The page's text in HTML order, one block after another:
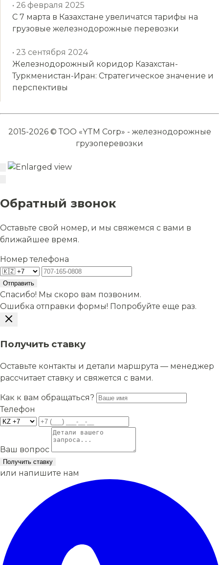
• 26 февраля 2025
С 7 марта в Казахстане увеличатся тарифы на
грузовые железнодорожные перевозки
• 23 сентября 2024
Железнодорожный коридор Казахстан-
Туркменистан-Иран: Стратегическое значение и
перспективы
2015-2026 © ТОО «YTM Corp» - железнодорожные
грузоперевозки
Обратный звонок
Оставьте свой номер, и мы свяжемся с вами в
ближайшее время.
Номер телефона
Отправить
Спасибо! Мы скоро вам позвоним.
Ошибка отправки формы! Попробуйте еще раз.
Получить ставку
Оставьте контакты и детали маршрута — менеджер
рассчитает ставку и свяжется с вами.
Как к вам обращаться?
Телефон
Ваш вопрос
Получить ставку
или напишите нам